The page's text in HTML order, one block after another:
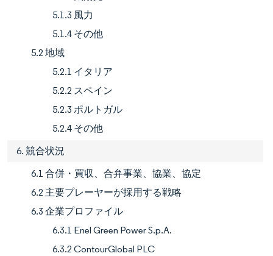
5.1.3 風力
5.1.4 その他
5.2 地域
5.2.1 イタリア
5.2.2 スペイン
5.2.3 ポルトガル
5.2.4 その他
6. 競合状況
6.1 合併・買収、合弁事業、協業、協定
6.2 主要プレーヤーが採用する戦略
6.3 企業プロファイル
6.3.1 Enel Green Power S.p.A.
6.3.2 ContourGlobal PLC